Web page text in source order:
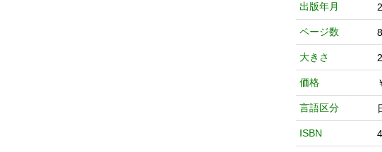
出版年月
ページ数
大きさ
価格
言語区分
ISBN